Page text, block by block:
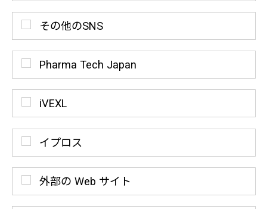
その他のSNS
Pharma Tech Japan
iVEXL
イプロス
外部の Web サイト